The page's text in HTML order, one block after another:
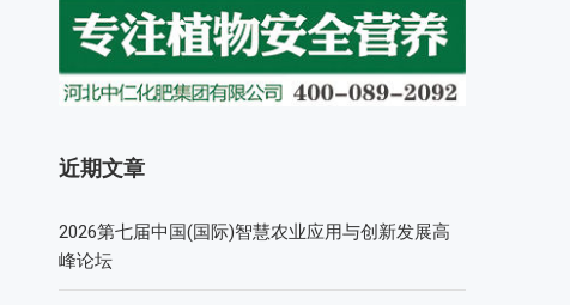
近期文章
2026第七届中国(国际)智慧农业应用与创新发展高
峰论坛